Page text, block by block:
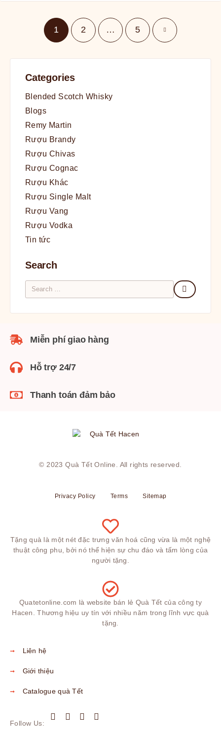
1 2 … 5
Categories
Blended Scotch Whisky
Blogs
Remy Martin
Rượu Brandy
Rượu Chivas
Rượu Cognac
Rượu Khác
Rượu Single Malt
Rượu Vang
Rượu Vodka
Tin tức
Search
Miễn phí giao hàng
Hỗ trợ 24/7
Thanh toán đảm bảo
© 2023Quà Tết Online. All rights reserved.
Privacy Policy Terms Sitemap
Tặng quà là một nét đặc trưng văn hoá cũng vừa là một nghệ
thuật công phu, bởi nó thể hiện sự chu đáo và tấm lòng của
người tặng.
Quatetonline.com là website bán lẻ Quà Tết của công ty
Hacen. Thương hiệu uy tín với nhiều năm trong lĩnh vực quà
tặng.
Liên hệ
Giới thiệu
Catalogue quà Tết
Follow Us: